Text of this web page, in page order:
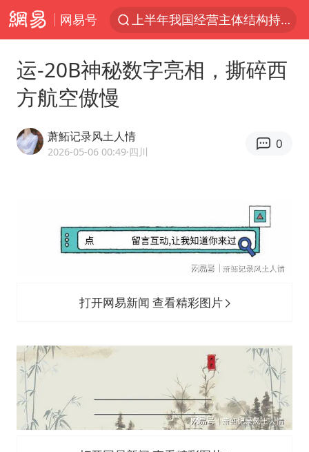
网易号
上半年我国经营主体结构持续优化
《披荆斩棘2026》阵容官宣
白海豚北上或致京津冀暴雨
新疆一婚礼线上邀请引热议
《龙餐馆》 冲奖
云南一男子胃中取出180颗铁钉
景区回应“麦积山石窟看完需2000元”
曹颖儿子首次演长剧
运-20B神秘数字亮相，撕碎西
方航空傲慢
萧鮖记录风土人情
2026-05-06 00:49·四川
0
打开网易新闻 查看精彩图片